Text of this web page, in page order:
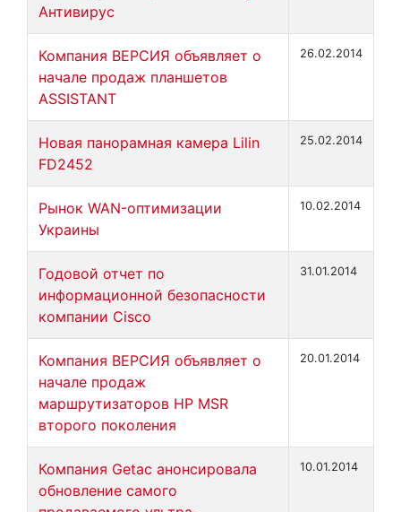
Антивирус
Компания ВЕРСИЯ объявляет о
начале продаж планшетов
ASSISTANT
26.02.2014
Новая панорамная камера Lilin
FD2452
25.02.2014
Рынок WAN-оптимизации
Украины
10.02.2014
Годовой отчет по
информационной безопасности
компании Cisco
31.01.2014
Компания ВЕРСИЯ объявляет о
начале продаж
маршрутизаторов НР MSR
второго поколения
20.01.2014
Компания Getac анонсировала
обновление самого
10.01.2014